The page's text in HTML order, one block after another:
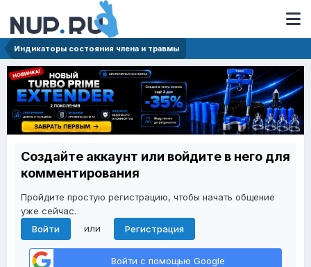
Индикаторы состояния члена и травмы
Создайте аккаунт или войдите в него для
комментирования
Пройдите простую регистрацию, чтобы начать общение
уже сейчас.
Войти
или Регистрация
Войти с помощью Google